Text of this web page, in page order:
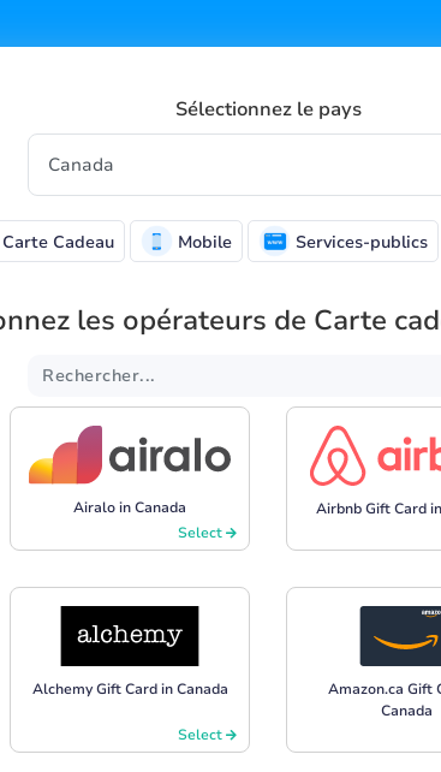
Sélectionnez le pays
Carte Cadeau Mobile Services-publics
les opérateurs de Carte
Airalo in Canada
Select
Airbnb Gift Card
Alchemy Gift Card in Canada
Select
Amazon.ca Gift
Canada